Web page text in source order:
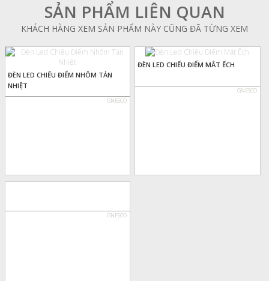
SẢN PHẨM LIÊN QUAN
KHÁCH HÀNG XEM SẢN PHẨM NÀY CŨNG ĐÃ TỪNG XEM
ĐÈN LED CHIẾU ĐIỂM NHÔM TẢN
NHIỆT
GNESCO
ĐÈN LED CHIẾU ĐIỂM MẮT ẾCH
GNESCO
GNESCO